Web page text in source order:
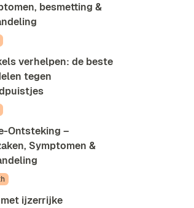
besmetting &
verhelpen: de beste
tegen
Ontsteking –
Symptomen &
ijzerrijke